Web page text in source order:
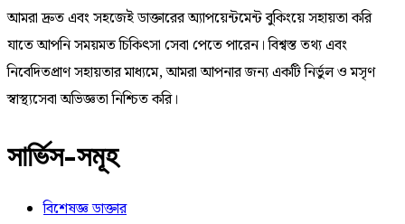
আমরা দ্রুত এবং সহজেই ডাক্তারের অ্যাপয়েন্টমেন্ট বুকিংয়ে সহায়তা করি
যাতে আপনি সময়মত চিকিৎসা সেবা পেতে পারেন। বিশ্বস্ত তথ্য এবং
নিবেদিতপ্রাণ সহায়তার মাধ্যমে, আমরা আপনার জন্য একটি নির্ভুল ও মসৃণ
স্বাস্থ্যসেবা অভিজ্ঞতা নিশ্চিত করি।
সার্ভিস-সমূহ
বিশেষজ্ঞ ডাক্তার